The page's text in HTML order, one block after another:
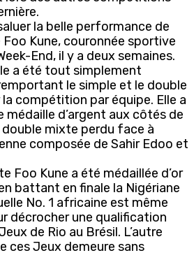
la belle performance de
Kune, couronnée sportive
End, il y a deux semaines.
a été tout simplement
le simple et le double
compétition par équipe. Elle a
médaille d’argent aux côtés de
double mixte perdu face à
composée de Sahir Edoo et
Foo Kune a été médaillée d’or
battant en finale la Nigériane
No. 1 africaine est même
décrocher une qualification
de Rio au Brésil. L’autre
ces Jeux demeure sans